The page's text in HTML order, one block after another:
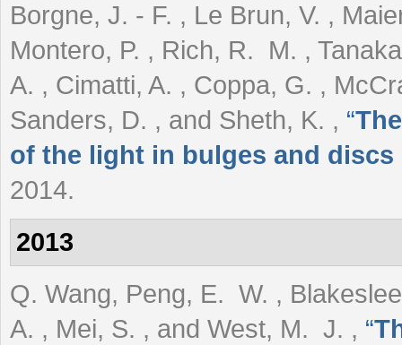
Borgne, J. - F. , Le Brun, V. ,
Montero, P. , Rich, R. M. ,
A. , Cimatti, A. , Coppa, G. ,
Sanders, D. , and Sheth, K. , “
of the light in bulges and discs
2014.
2013
Q. Wang, Peng, E. W. ,
A. , Mei, S. , and West, M. J. , “